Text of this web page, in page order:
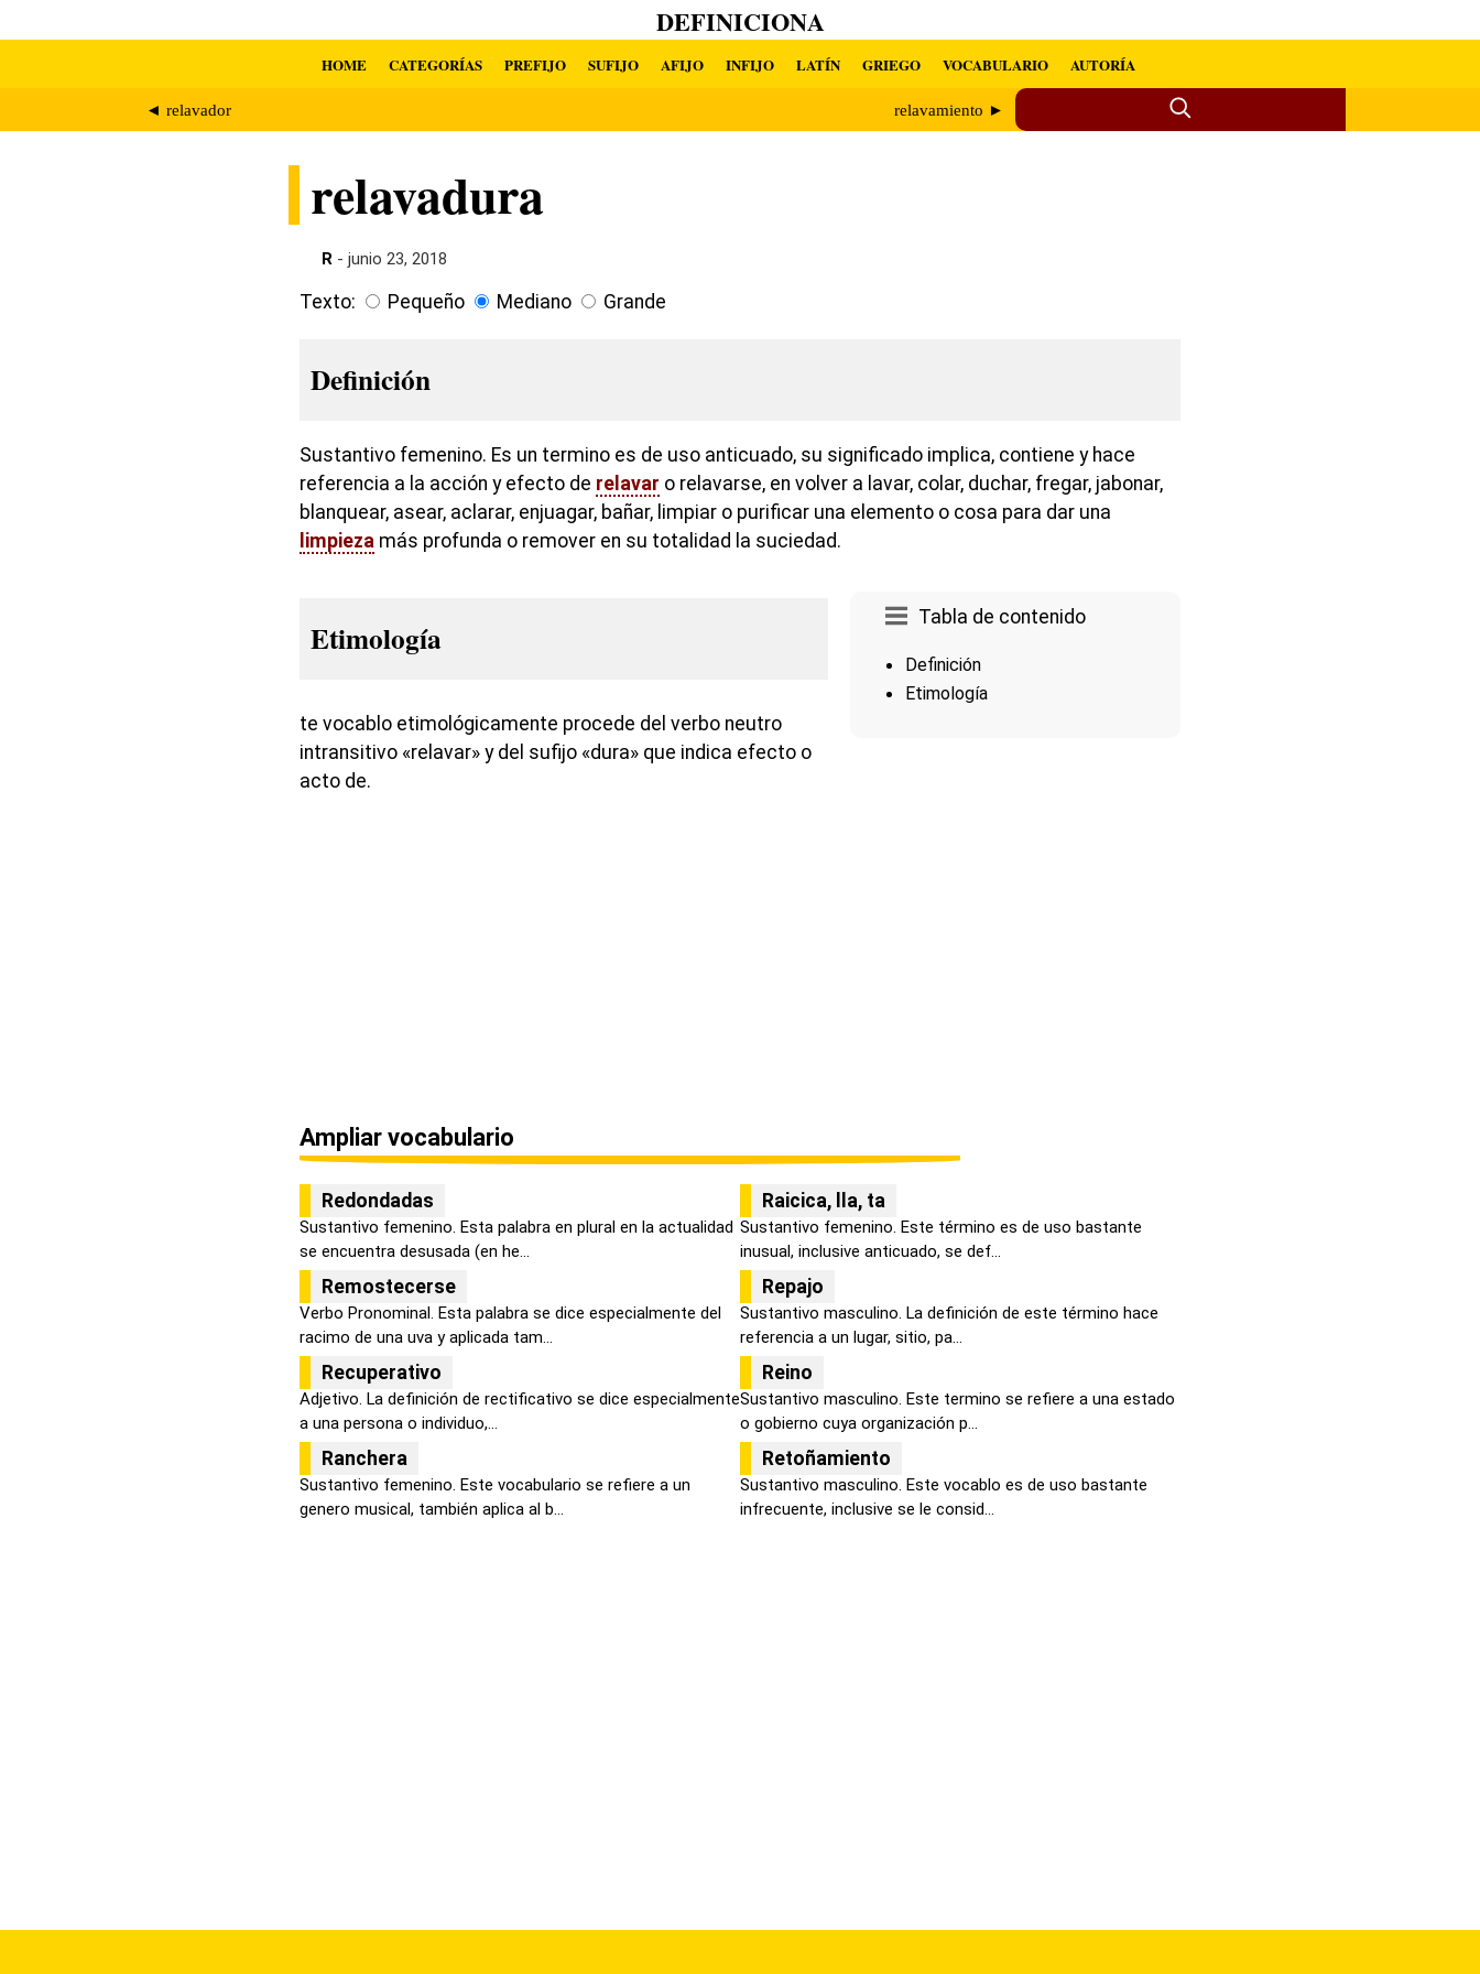
DEFINICIONA
HOME CATEGORÍAS PREFIJO SUFIJO AFIJO INFIJO LATÍN GRIEGO VOCABULARIO AUTORÍA
◄ relavador relavamiento ►
relavadura
R - junio 23, 2018
Texto: Pequeño Mediano Grande
Definición
Sustantivo femenino. Es un termino es de uso anticuado, su significado implica, contiene y hace
referencia a la acción y efecto de relavar o relavarse, en volver a lavar, colar, duchar, fregar, jabonar,
blanquear, asear, aclarar, enjuagar, bañar, limpiar o purificar una elemento o cosa para dar una
limpieza más profunda o remover en su totalidad la suciedad.
Tabla de contenido
Definición
Etimología
Etimología
te vocablo etimológicamente procede del verbo neutro
intransitivo «relavar» y del sufijo «dura» que indica efecto o
acto de.
Ampliar vocabulario
Redondadas
Sustantivo femenino. Esta palabra en plural en la actualidad
se encuentra desusada (en he...
Raicica, lla, ta
Sustantivo femenino. Este término es de uso bastante
inusual, inclusive anticuado, se def...
Remostecerse
Verbo Pronominal. Esta palabra se dice especialmente del
racimo de una uva y aplicada tam...
Repajo
Sustantivo masculino. La definición de este término hace
referencia a un lugar, sitio, pa...
Recuperativo
Adjetivo. La definición de rectificativo se dice especialmente
a una persona o individuo,...
Reino
Sustantivo masculino. Este termino se refiere a una estado
o gobierno cuya organización p...
Ranchera
Sustantivo femenino. Este vocabulario se refiere a un
genero musical, también aplica al b...
Retoñamiento
Sustantivo masculino. Este vocablo es de uso bastante
infrecuente, inclusive se le consid...